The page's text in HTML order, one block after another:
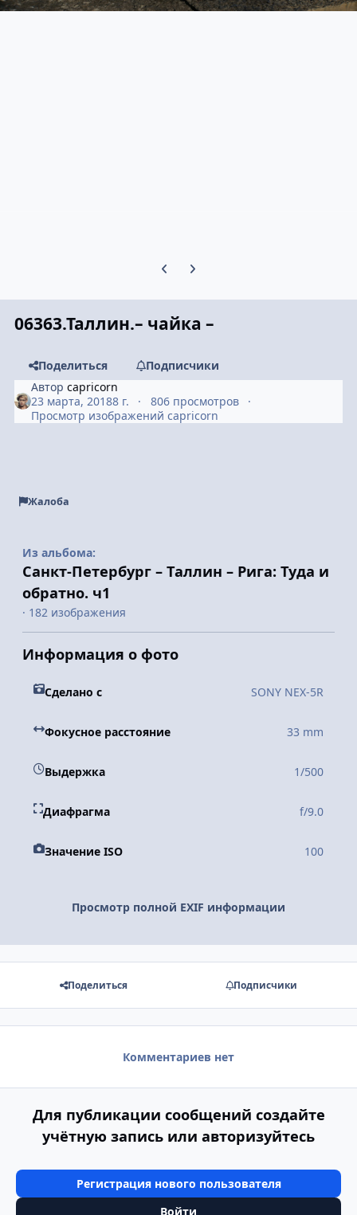
Предыдущий слайд карусели
Следующий слайд карусели
06363.Таллин.– чайка –
Поделиться
Подписчики
Авторcapricorn
23 марта, 20188 г.
806 просмотров
Просмотр изображений capricorn
Жалоба
Из альбома:
Санкт-Петербург – Таллин – Рига: Туда и
обратно. ч1
· 182 изображения
Информация о фото
Сделано с SONY NEX-5R
Фокусное расстояние 33 mm
Выдержка 1/500
Диафрагма f/9.0
Значение ISO 100
Просмотр полной EXIF информации
Поделиться Подписчики
Комментариев нет
Для публикации сообщений создайте
учётную запись или авторизуйтесь
Регистрация нового пользователя
Войти